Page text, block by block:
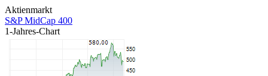
Aktienmarkt
S&P MidCap 400
1-Jahres-Chart